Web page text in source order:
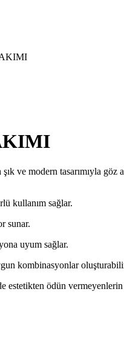
ve modern tasarımıyla
kullanım sağlar.
sunar.
uyum sağlar.
kombinasyonlar
estetikten ödün